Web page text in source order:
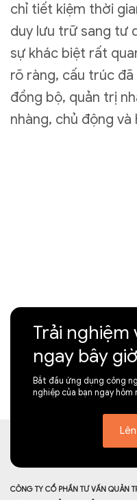
chỉ tiết kiệm thời
duy lưu trữ sang tư
sự khác biệt rất
rõ ràng, cấu trúc
đồng bộ, quản trị
nhàng, chủ động và
Trải nghiệm
ngay bây giờ
Bắt đầu ứng dụng công
nghiệp của bạn ngay hôm
CÔNG TY CỔ PHẦN TƯ VẤN QUẢN